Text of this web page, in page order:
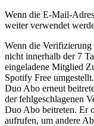
Wenn die E-Mail-
weiter verwendet
Wenn die
nicht innerhalb der 7
eingeladene Mitglied
Spotify Free
Duo Abo erneut
der fehlgeschlagenen
Duo Abo beitreten. Er
aufrufen, um andere